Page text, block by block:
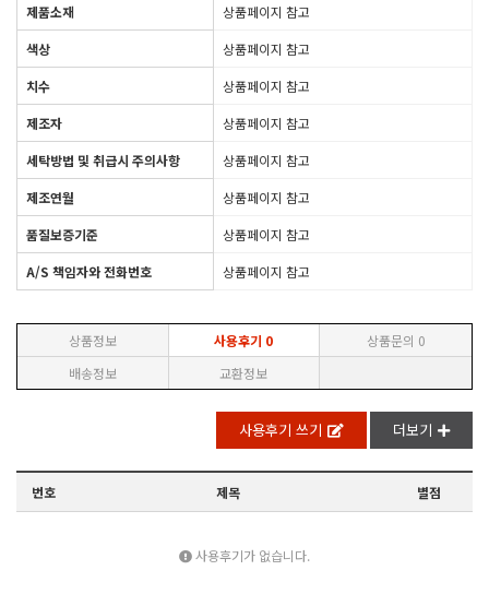
제품소재
상품페이지 참고
색상
상품페이지 참고
치수
상품페이지 참고
제조자
상품페이지 참고
세탁방법 및 취급시 주의사항
상품페이지 참고
제조연월
상품페이지 참고
품질보증기준
상품페이지 참고
A/S 책임자와 전화번호
상품페이지 참고
상품정보 사용후기 0 상품문의 0
배송정보
교환정보
사용후기 쓰기 더보기
번호 제목 별점
사용후기가 없습니다.